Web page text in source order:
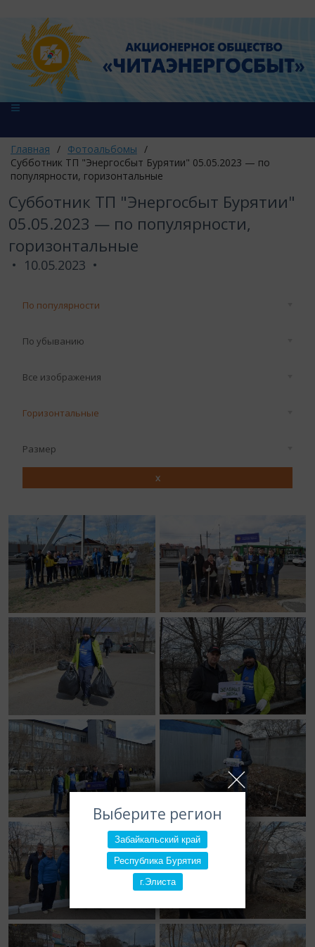
Выберите регион
Забайкальский край
Республика Бурятия
г.Элиста
Главная / Фотоальбомы /
Субботник ТП "Энергосбыт Бурятии" 05.05.2023 — по
популярности, горизонтальные
Субботник ТП "Энергосбыт Бурятии"
05.05.2023 — по популярности,
горизонтальные
10.05.2023
По популярности
По убыванию
Все изображения
Горизонтальные
Размер
x